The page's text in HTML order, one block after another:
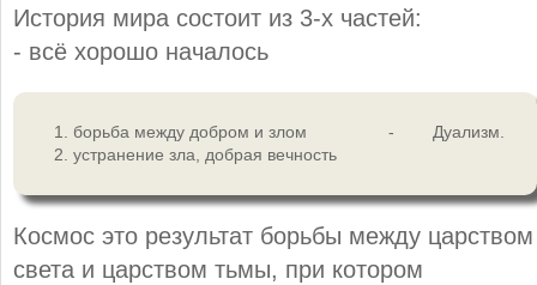
История мира состоит из 3-х частей:
- всё хорошо началось
борьба между добром и злом - Дуализм.
устранение зла, добрая вечность
Космос это результат борьбы между царством
света и царством тьмы, при котором